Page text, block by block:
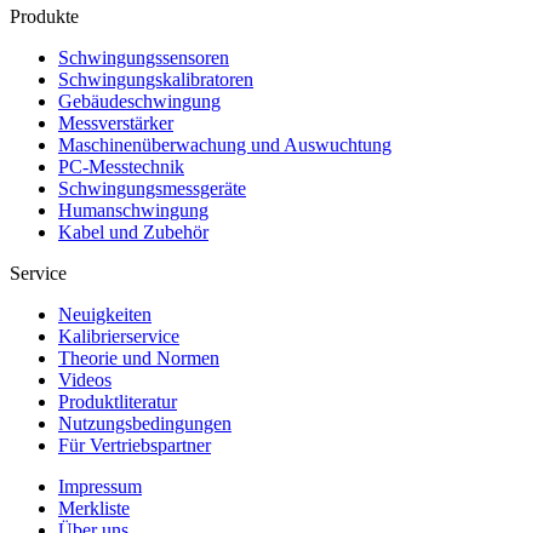
Produkte
Schwingungs­sensoren
Schwingungs­kalibratoren
Gebäude­schwingung
Messverstärker
Maschinen­überwachung und Auswuchtung
PC-Messtechnik
Schwingungs­messgeräte
Human­schwingung
Kabel und Zubehör
Service
Neuigkeiten
Kalibrier­service
Theorie und Normen
Videos
Produkt­literatur
Nutzungs­bedingungen
Für Vertriebs­partner
Impressum
Merkliste